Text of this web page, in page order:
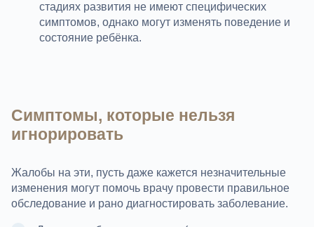
стадиях развития не имеют специфических
симптомов, однако могут изменять поведение и
состояние ребёнка.
Симптомы, которые нельзя
игнорировать
Жалобы на эти, пусть даже кажется незначительные
изменения могут помочь врачу провести правильное
обследование и рано диагностировать заболевание.